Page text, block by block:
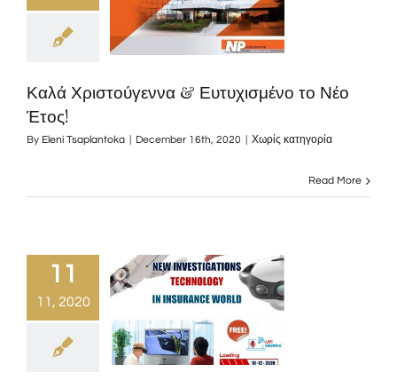
Καλά Χριστούγεννα & Ευτυχισμένο το Νέο
Έτος!
By Eleni Tsaplantoka December 16th, 2020 Χωρίς κατηγορία
Read More
11
11, 2020